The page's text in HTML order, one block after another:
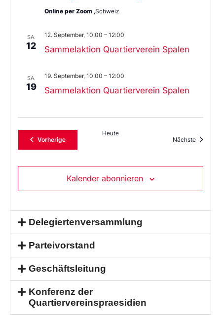
Online per Zoom ,Schweiz
SA.
12 Sammelaktion Quartierverein Spalen
12. September, 10:00 – 12:00
SA.
19 Sammelaktion Quartierverein Spalen
19. September, 10:00 – 12:00
VorherigeVeranstaltungen
Heute
Nächste
Kalender abonnieren
Delegiertenversammlung
Parteivorstand
Geschäftsleitung
Konferenz der
Quartiervereinspraesidien